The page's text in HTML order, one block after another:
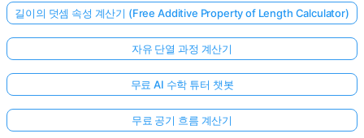
길이의 덧셈 속성 계산기 (Free Additive Property of Length Calculator)
자유 단열 과정 계산기
무료 AI 수학 튜터 챗봇
무료 공기 흐름 계산기